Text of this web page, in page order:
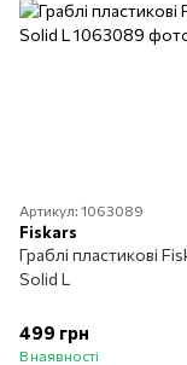
Артикул: 1063089
Fiskars
Граблі пластикові
Solid L
499 грн
В наявності